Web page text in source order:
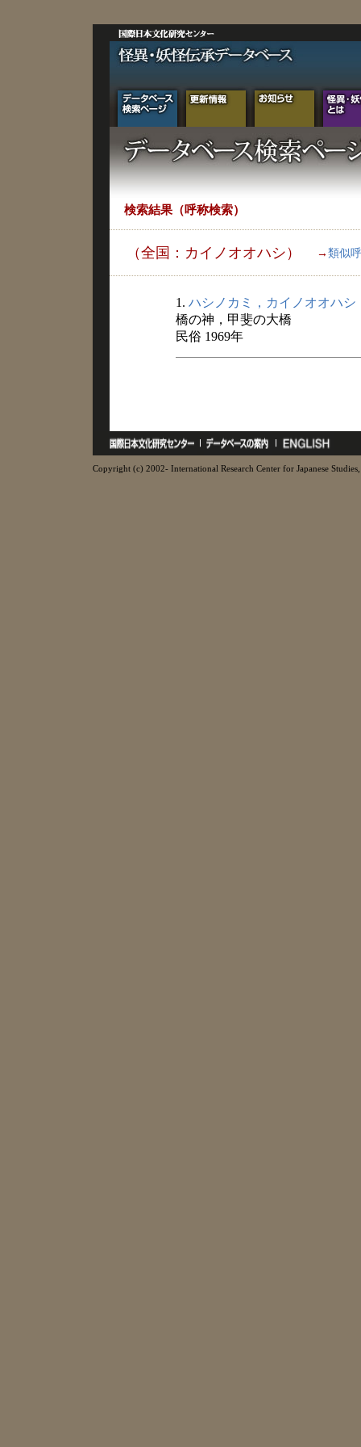
検索結果（呼称検索）
（全国：カイノオオハシ） → 類似
1. ハシノカミ，カイノオオハシ
橋の神，甲斐の大橋
民俗 1969年
Copyright (c) 2002- International Research Center for Japanese